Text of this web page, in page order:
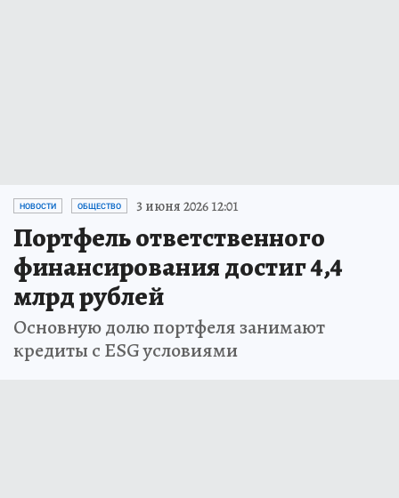
НОВОСТИ ОБЩЕСТВО 3 июня 2026 12:01
Портфель ответственного
финансирования достиг 4,4
млрд рублей
Основную долю портфеля занимают
кредиты с ESG условиями